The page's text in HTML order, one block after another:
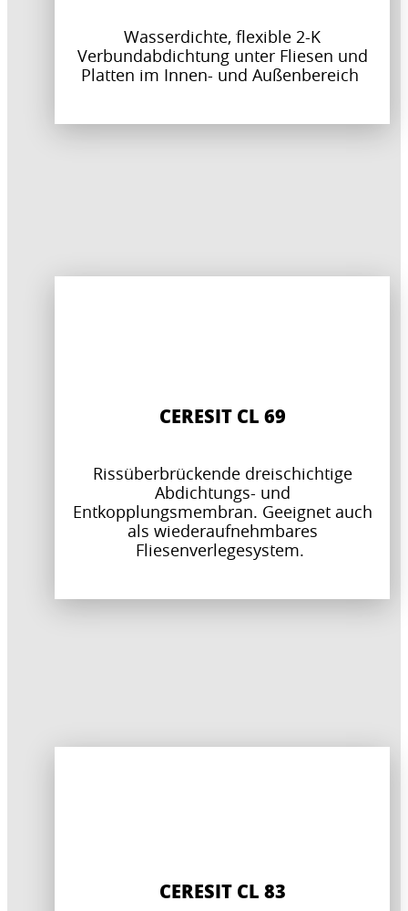
Wasserdichte, flexible 2-K
Verbundabdichtung unter Fliesen und
Platten im Innen- und Außenbereich
CERESIT CL 69
Rissüberbrückende dreischichtige
Abdichtungs- und
Entkopplungsmembran. Geeignet auch
als wiederaufnehmbares
Fliesenverlegesystem.
CERESIT CL 83